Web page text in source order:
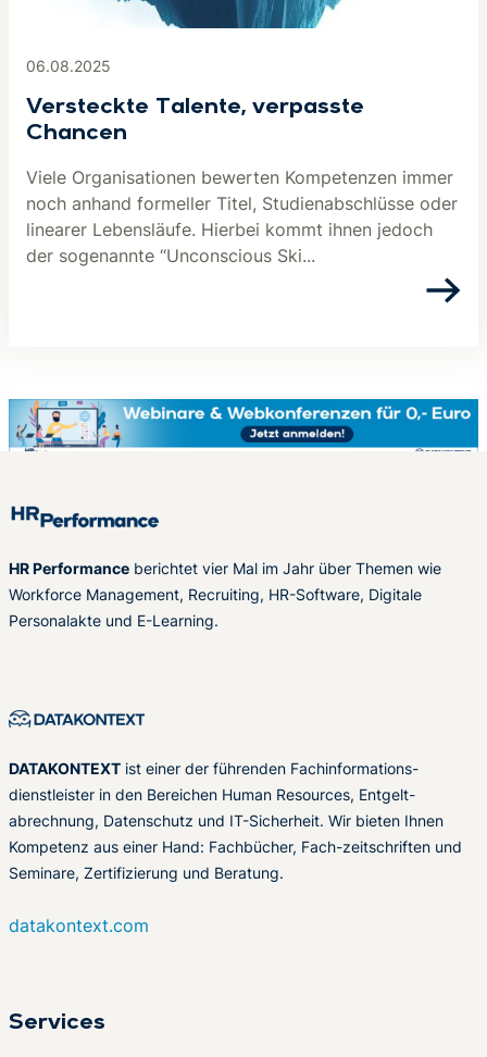
06.08.2025
Versteckte Talente, verpasste
Chancen
Viele Organisationen bewerten Kompetenzen immer
noch anhand formeller Titel, Studienabschlüsse oder
linearer Lebensläufe. Hierbei kommt ihnen jedoch
der sogenannte “Unconscious Ski...
HR Performance berichtet vier Mal im Jahr über Themen wie
Workforce Management, Recruiting, HR-Software, Digitale
Personalakte und E-Learning.
DATAKONTEXT ist einer der führenden Fachinformations-
dienstleister in den Bereichen Human Resources, Entgelt-
abrechnung, Datenschutz und IT-Sicherheit. Wir bieten Ihnen
Kompetenz aus einer Hand: Fachbücher, Fach-zeitschriften und
Seminare, Zertifizierung und Beratung.
datakontext.com
Services